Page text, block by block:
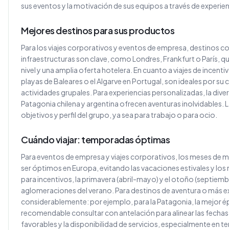
sus eventos y la motivación de sus equipos a través de
Mejores destinos para sus productos
Para los viajes corporativos y eventos de empresa, destinos
infraestructuras son clave, como Londres, Frankfurt o París,
nivel y una amplia oferta hotelera. En cuanto a viajes de
playas de Baleares o el Algarve en Portugal, son ideales por
actividades grupales. Para experiencias personalizadas, la
Patagonia chilena y argentina ofrecen aventuras inolvidables.
objetivos y perfil del grupo, ya sea para trabajo o para ocio.
Cuándo viajar: temporadas óptimas
Para eventos de empresa y viajes corporativos, los meses de
ser óptimos en Europa, evitando las vacaciones estivales y
para incentivos, la primavera (abril-mayo) y el otoño
aglomeraciones del verano. Para destinos de aventura o más
considerablemente: por ejemplo, para la Patagonia, la mejor
recomendable consultar con antelación para alinear las
favorables y la disponibilidad de servicios, especialmente en